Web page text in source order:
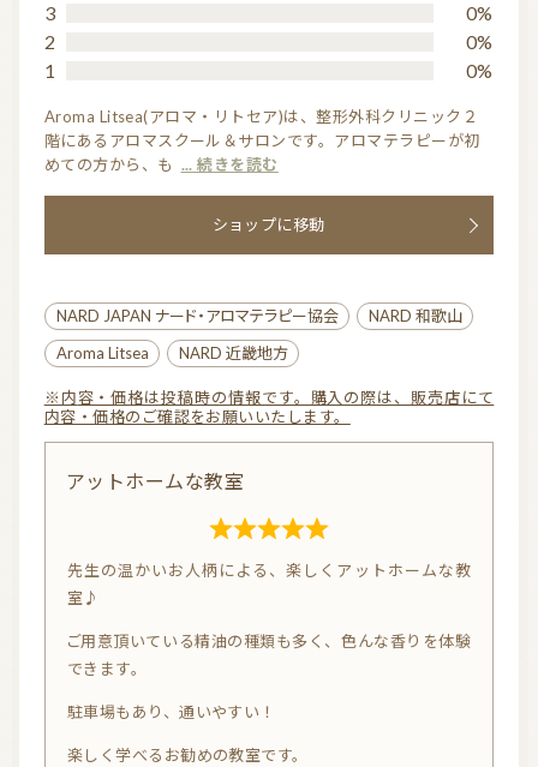
アロマディフューザー 瞑想を深める香り・アロマで浄化
アロマサプリメント 基材 アロマ蒸留所への旅
アロマ教室（ワークショップ） アロマサロン その他
お問い合わせ
利用規約
プライバシーポリシー
5.
0
f
5
3
0%
2
0%
1
0%
Aroma Litsea(アロマ・リトセア)は、整形外科クリニック２
階にあるアロマスクール＆サロンです。アロマテラピーが初
めての方から、も ... 続きを読む
ショップに移動
NARD JAPAN ナード・アロマテラピー協会
NARD 和歌山
Aroma Litsea
NARD 近畿地方
※内容・価格は投稿時の情報です。購入の際は、販売店にて
内容・価格のご確認をお願いいたします。
アットホームな教室
R
a
e
5.
0
先生の温かいお人柄による、楽しくアットホームな教
室♪
ご用意頂いている精油の種類も多く、色んな香りを体験
できます。
駐車場もあり、通いやすい！
楽しく学べるお勧めの教室です。